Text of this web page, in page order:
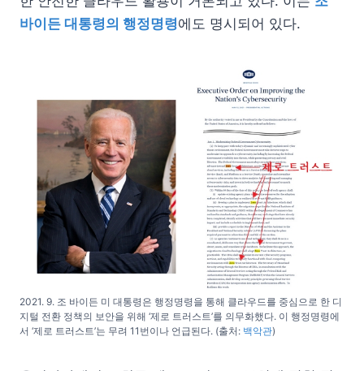
바이든 대통령의 행정명령에도 명시되어 있다.
2021. 9. 조 바이든 미 대통령은 행정명령을 통해 클라우드를 중심으로 한 디
지털 전환 정책의 보안을 위해 ‘제로 트러스트’를 의무화했다. 이 행정명령에
서 ‘제로 트러스트’는 무려 11번이나 언급된다. (출처: 백악관)